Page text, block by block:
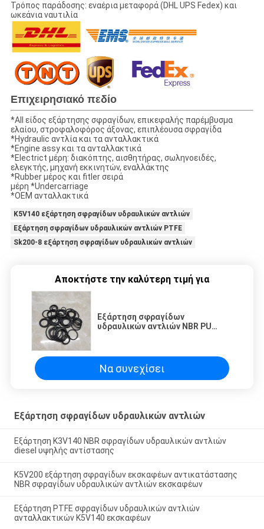
Τρόπος παράδοσης: εναέρια μεταφορά (DHL UPS Fedex) και
ωκεάνια ναυτιλία
Επιχειρησιακό πεδίο
*All είδος εξάρτησης σφραγίδων, επικεφαλής παρέμβυσμα
ελαίου, στροφαλοφόρος άξονας, επιπλέουσα σφραγίδα
*Hydraulic αντλία και τα ανταλλακτικά
*Engine assy και τα ανταλλακτικά
*Electrict μέρη: διακόπτης, αισθητήρας, σωληνοειδές,
ελεγκτής, μηχανή εκκινητών, εναλλάκτης
*Rubber μέρος και fitler σειρά
μέρη *Undercarriage
*OEM ανταλλακτικά
K5V140 εξάρτηση σφραγίδων υδραυλικών αντλιών
Εξάρτηση σφραγίδων υδραυλικών αντλιών PTFE
Sk200-8 εξάρτηση σφραγίδων υδραυλικών αντλιών
Αποκτήστε την καλύτερη τιμή για
Εξάρτηση σφραγίδων
υδραυλικών αντλιών NBR PU
Να συνεχίσει
Εξάρτηση σφραγίδων υδραυλικών αντλιών
Εξάρτηση K3V140 NBR σφραγίδων υδραυλικών αντλιών
diesel υψηλής αντίστασης
K5V200 εξάρτηση σφραγίδων εκσκαφέων αντικατάστασης
NBR σφραγίδων υδραυλικών αντλιών εκσκαφέων
Εξάρτηση PTFE σφραγίδων υδραυλικών αντλιών
ανταλλακτικών K5V140 εκσκαφέων